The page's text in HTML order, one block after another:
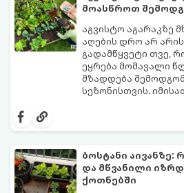
მოასწროთ
აგვისტო აგარაკზე
აღების დრო არ არის
გადამწყვეტი თვე,
ეყრება მომავალი
მზადდება
სეზონისთვის.
ზამთარს გაუძლონ,
ბოსტანი
და მწვანილი
ქოთნებში